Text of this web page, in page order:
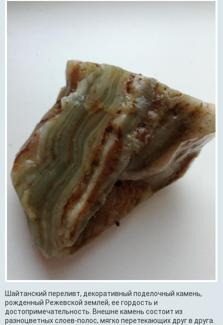
Шайтанский переливт, декоративный поделочный камень,
рожденный Режевской землей, ее гордость и
достопримечательность. Внешне камень состоит из
разноцветных слоев-полос, мягко перетекающих друг в друга.